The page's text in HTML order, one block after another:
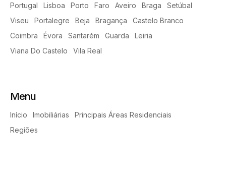
Portugal Lisboa Porto Faro Aveiro Braga
Setúbal
Viseu
Portalegre Beja Bragança
Castelo Branco
Coimbra
Évora Santarém Guarda
Leiria
Viana Do Castelo
Vila Real
Menu
Início Imobiliárias
Principais Áreas Residenciais
Regiões